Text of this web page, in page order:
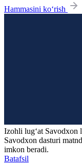
Hammasini ko‘rish
Izohli lugʻat Savodxon
Savodxon dasturi
imkon beradi.
Batafsil